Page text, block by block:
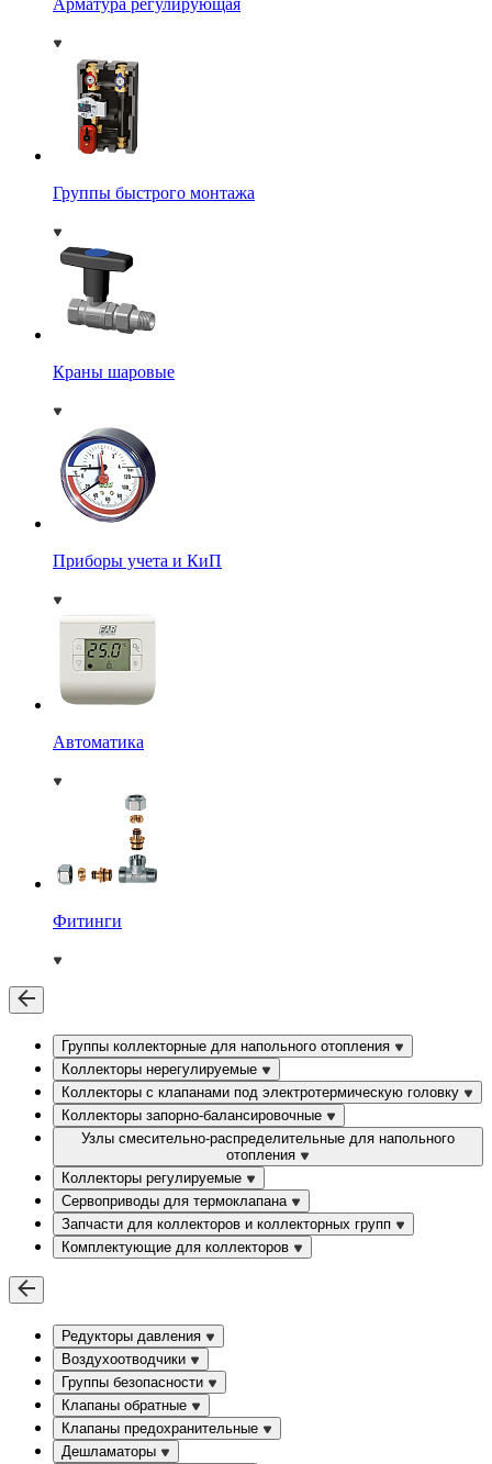
Арматура регулирующая
Группы быстрого монтажа
Краны шаровые
Приборы учета и КиП
Автоматика
Фитинги
Группы коллекторные для напольного отопления
Коллекторы нерегулируемые
Коллекторы с клапанами под электротермическую головку
Коллекторы запорно-балансировочные
Узлы смесительно-распределительные для напольного
отопления
Коллекторы регулируемые
Сервоприводы для термоклапана
Запчасти для коллекторов и коллекторных групп
Комплектующие для коллекторов
Редукторы давления
Воздухоотводчики
Группы безопасности
Клапаны обратные
Клапаны предохранительные
Дешламаторы